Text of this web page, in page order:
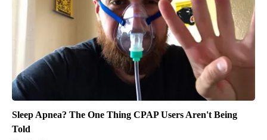
Sleep Apnea? The One Thing CPAP Users Aren't Being
Told